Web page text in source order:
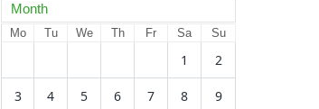
Month
Mo Tu We Th Fr Sa Su
1 2
3 4 5 6 7 8 9